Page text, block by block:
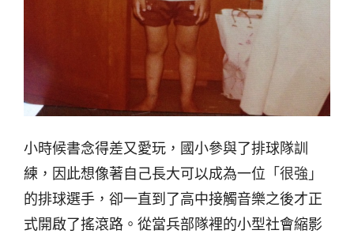
小時候書念得差又愛玩，國小參與了排球隊訓
練，因此想像著自己長大可以成為一位 「很強」
的排球選手，卻一直到了高中接觸音樂之後才正
式開啟了搖滾路。從當兵部隊裡的小型社會縮影